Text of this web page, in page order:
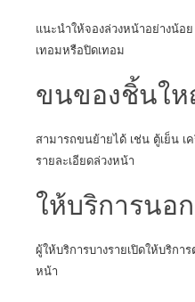
แนะนำให้จองล่วงหน้าอย่างน้อ
เทอมหรือปิดเทอม
ขนของชิ้นให
สามารถขนย้ายได้ เช่น ตู้เย็น
รายละเอียดล่วงหน้า
ให้บริการนอ
ผู้ให้บริการบางรายเปิดให้บริกา
หน้า